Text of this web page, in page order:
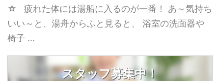
☆ 疲れた体には湯船に入るのが一番！ あ～気持ち
いい～と、湯舟からふと見ると、 浴室の洗面器や
椅子 ...
スタッフ募集中！